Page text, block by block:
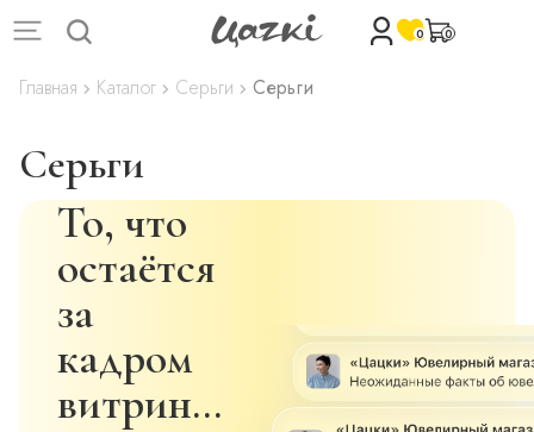
0 0
Главная Каталог Серьги Серьги
Серьги
То, что
остаётся
за
кадром
витрин…